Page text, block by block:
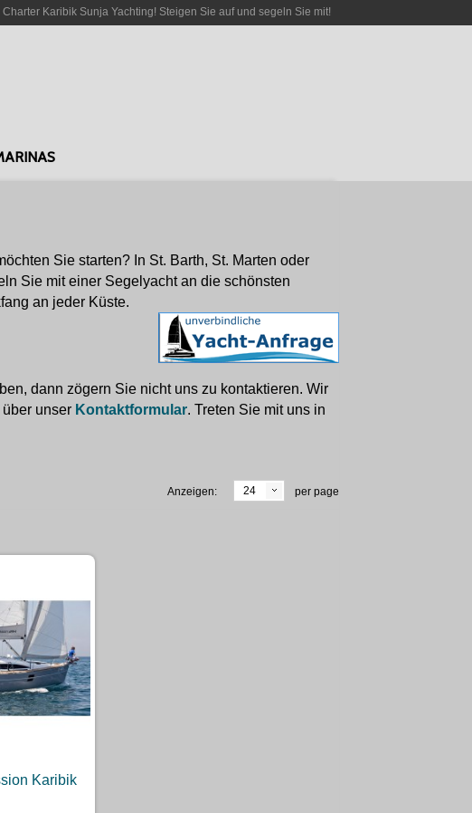
Charter Karibik Sunja Yachting! Steigen Sie auf und segeln Sie mit!
Sie starten? In St. Barth, St. Marten oder
Sie mit einer Segelyacht an die schönsten
an jeder Küste.
dann zögern Sie nicht uns zu kontaktieren. Wir
unser Kontaktformular. Treten Sie mit uns in
Anzeigen: 24 per page
Karibik